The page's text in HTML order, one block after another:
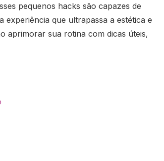
pequenos hacks são capazes de
que ultrapassa a estética e
aprimorar sua rotina com dicas úteis,